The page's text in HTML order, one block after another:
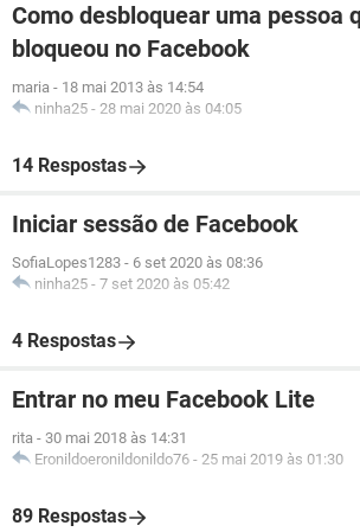
Como desbloquear uma pessoa
bloqueou no Facebook
maria - 18 mai 2013 às 14:54
ninha25 - 28 mai 2020 às 04:05
14 Respostas
Iniciar sessão de Facebook
SofiaLopes1283 - 6 set 2020 às 08:36
ninha25 - 7 set 2020 às 05:42
4 Respostas
Entrar no meu Facebook Lite
rita - 30 mai 2018 às 14:31
Eronildoeronildonildo76 - 25 mai 2019 às 01:30
89 Respostas